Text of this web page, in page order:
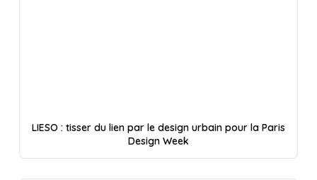
LIESO : tisser du lien par le design urbain pour la Paris
Design Week